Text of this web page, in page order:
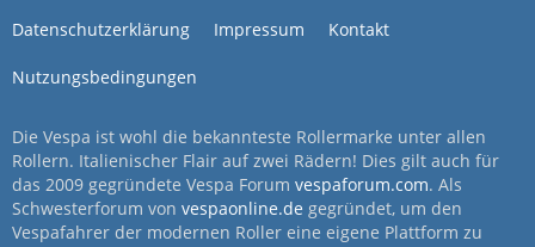
Datenschutzerklärung Impressum Kontakt
Nutzungsbedingungen
Die Vespa ist wohl die bekannteste Rollermarke unter allen
Rollern. Italienischer Flair auf zwei Rädern! Dies gilt auch für
das 2009 gegründete Vespa Forum vespaforum.com. Als
Schwesterforum von vespaonline.de gegründet, um den
Vespafahrer der modernen Roller eine eigene Plattform zu